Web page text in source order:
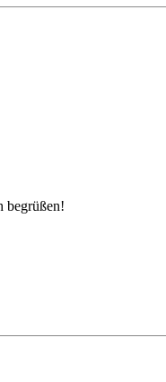
begrüßen!